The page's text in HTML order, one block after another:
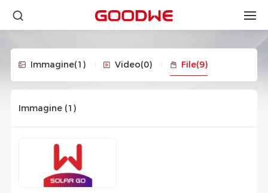
Immagine(1) Video(0) File(9)
Immagine (1 )